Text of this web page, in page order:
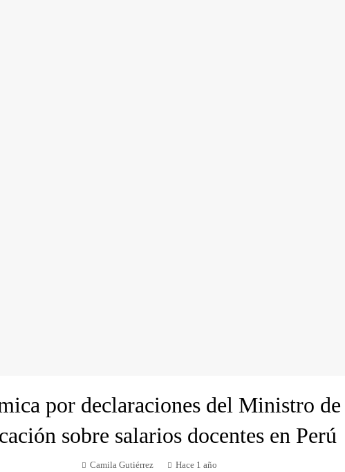
por declaraciones del Ministro de
sobre salarios docentes en Perú
Camila Gutiérrez Hace 1 año